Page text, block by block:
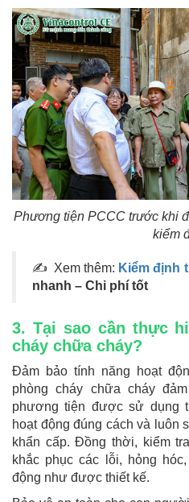
Phương tiện PCCC trước khi
kiểm
✍ Xem thêm: Kiểm định
nhanh – Chi phí tốt
3. Tại sao cần thực
cháy chữa cháy?
Đảm bảo tính năng hoạt
phòng cháy chữa cháy
phương tiện được sử dụng
hoạt động đúng cách và luôn
khẩn cấp. Đồng thời, kiểm
khắc phục các lỗi, hỏng
động như được thiết kế.